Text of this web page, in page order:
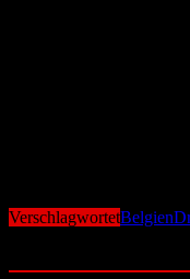
VerschlagwortetBelgien